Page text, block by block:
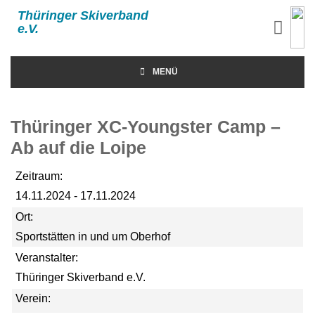
Thüringer Skiverband
e.V.
MENÜ
Thüringer XC-Youngster Camp –
Ab auf die Loipe
Zeitraum:
14.11.2024 - 17.11.2024
Ort:
Sportstätten in und um Oberhof
Veranstalter:
Thüringer Skiverband e.V.
Verein: